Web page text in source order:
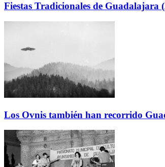
Fiestas Tradicionales de Guadalajara
Los Ovnis también han recorrido